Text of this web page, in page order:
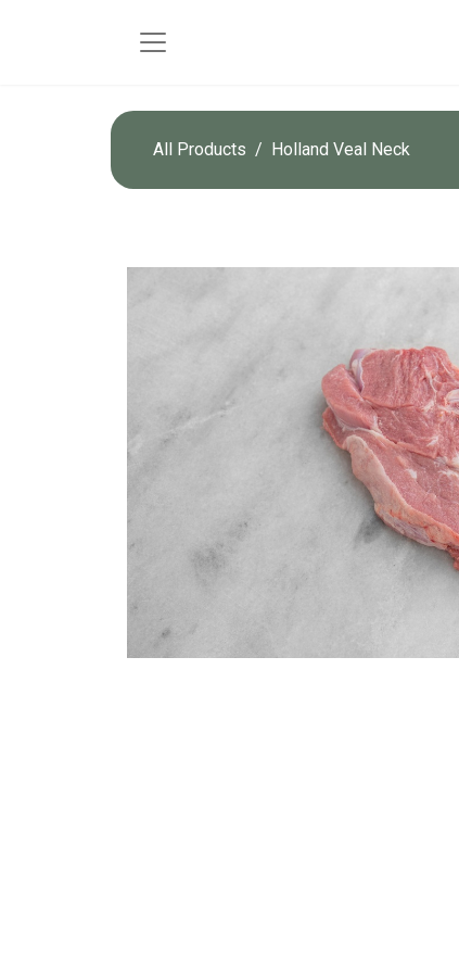
All Products Holland Veal Neck